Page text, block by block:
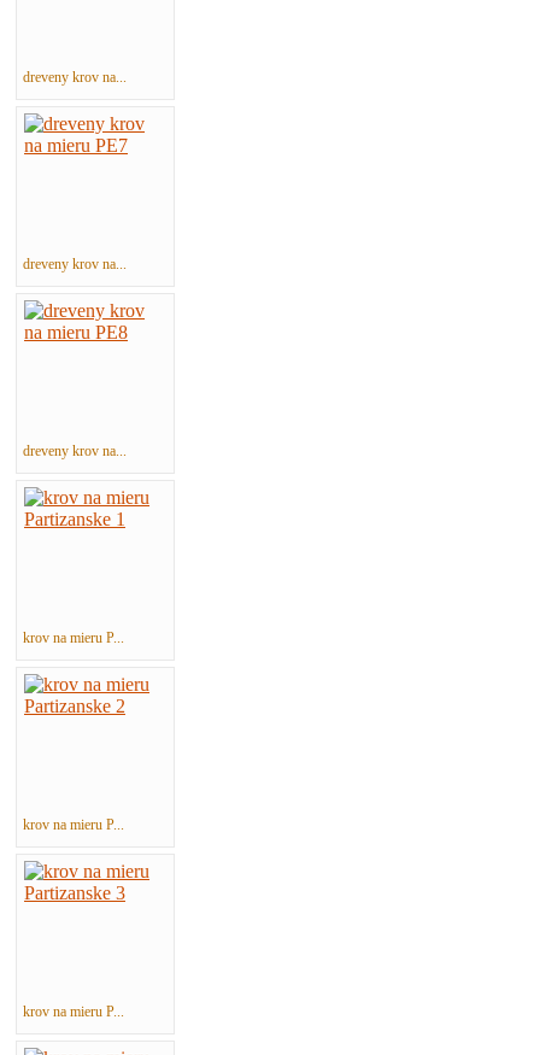
dreveny krov na...
dreveny krov na...
dreveny krov na...
krov na mieru P...
krov na mieru P...
krov na mieru P...